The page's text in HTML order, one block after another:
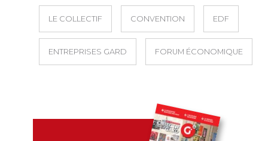
LE COLLECTIF CONVENTION EDF
ENTREPRISES GARD FORUM ÉCONOMIQUE